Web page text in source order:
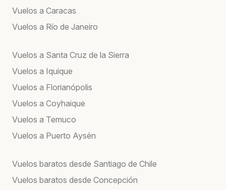
Vuelos a Caracas
Vuelos a Río de Janeiro
Vuelos a Santa Cruz de la Sierra
Vuelos a Iquique
Vuelos a Florianópolis
Vuelos a Coyhaique
Vuelos a Temuco
Vuelos a Puerto Aysén
Vuelos baratos desde Santiago de Chile
Vuelos baratos desde Concepción